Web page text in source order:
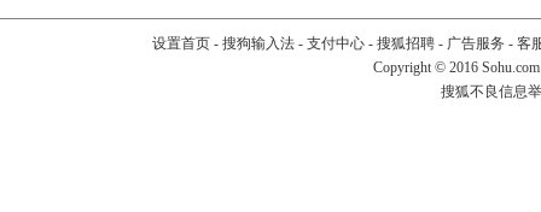
设置首页- 搜狗输入法- 支付中心- 搜狐招聘- 广告服务 - 客
Copyright © 2016
搜狐不良信息